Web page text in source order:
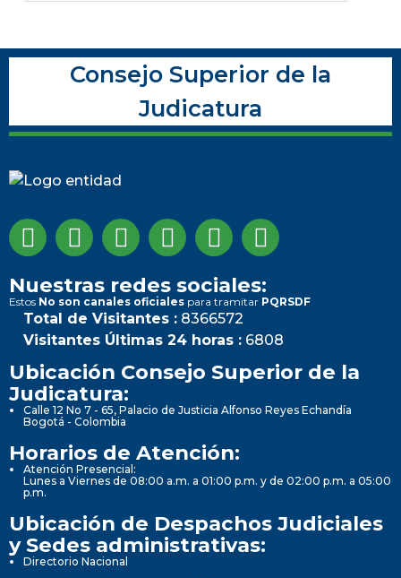
Consejo Superior de la
Judicatura
Nuestras redes sociales:
Estos No son canales oficiales para tramitar PQRSDF
Total de Visitantes : 8366572
Visitantes Últimas 24 horas : 6808
Ubicación Consejo Superior de la
Judicatura:
Calle 12 No 7 - 65, Palacio de Justicia Alfonso Reyes Echandía
Bogotá - Colombia
Horarios de Atención:
Atención Presencial:
Lunes a Viernes de 08:00 a.m. a 01:00 p.m. y de 02:00 p.m. a 05:00
p.m.
Ubicación de Despachos Judiciales
y Sedes administrativas:
Directorio Nacional